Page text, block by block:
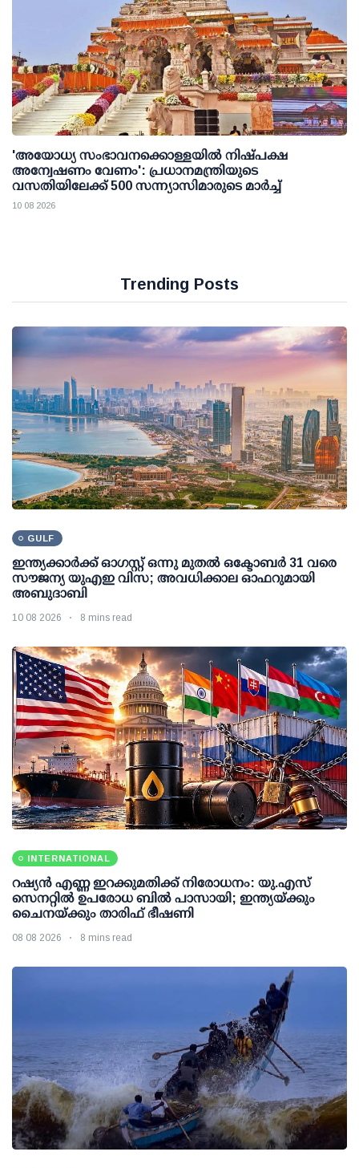
'അയോധ്യ സംഭാവനക്കൊള്ളയില്‍ നിഷ്പക്ഷ
അന്വേഷണം വേണം': പ്രധാനമന്ത്രിയുടെ
വസതിയിലേക്ക് 500 സന്ന്യാസിമാരുടെ മാര്‍ച്ച്
10 08 2026
Trending Posts
GULF
ഇന്ത്യക്കാര്‍ക്ക് ഓഗസ്റ്റ് ഒന്നു മുതല്‍ ഒക്ടോബര്‍ 31 വരെ
സൗജന്യ യുഎഇ വിസ; അവധിക്കാല ഓഫറുമായി
അബുദാബി
10 08 2026 8 mins read
INTERNATIONAL
റഷ്യന്‍ എണ്ണ ഇറക്കുമതിക്ക് നിരോധനം: യു.എസ്
സെനറ്റില്‍ ഉപരോധ ബില്‍ പാസായി; ഇന്ത്യയ്ക്കും
ചൈനയ്ക്കും താരിഫ് ഭീഷണി
08 08 2026 8 mins read